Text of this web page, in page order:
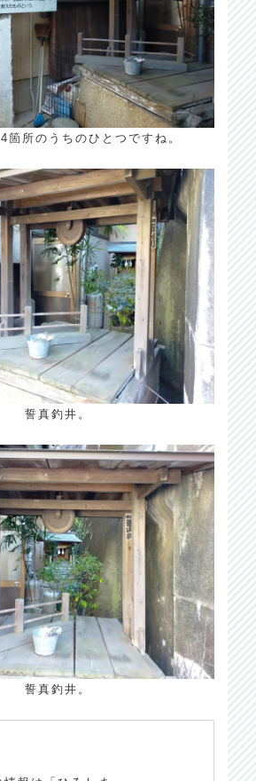
箇所のうちのひとつですね。
誓真釣井。
誓真釣井。